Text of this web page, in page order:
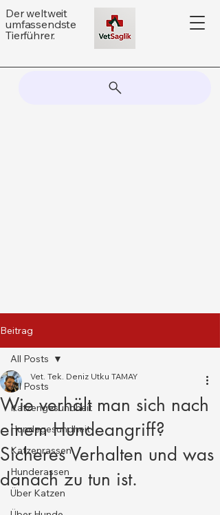
Der weltweit
umfassendste
Tierführer.
Beitrag
All Posts
Katzengesundheit
Hundegesundheit
Katzenrassen
Hunderassen
Über Katzen
All Posts
Wie verhält man sich nach
einem Hundeangriff?
Sicheres Verhalten und was
danach zu tun ist.
Vet. Tek. Deniz Utku TAMAY